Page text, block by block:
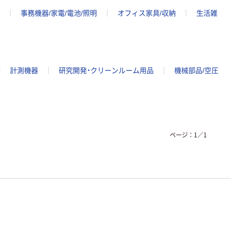
事務機器/家電/電池/照明 オフィス家具/収納
生活雑
計測機器 研究開発・クリーンルーム用品
機械部品/空圧
ページ： 1 ／1